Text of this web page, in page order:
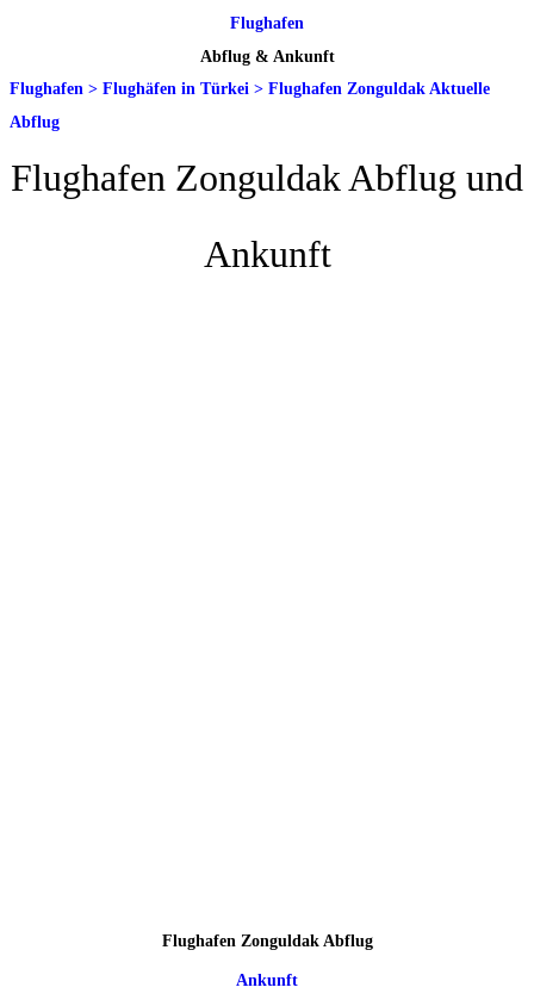
Flughafen
Abflug & Ankunft
Flughafen > Flughäfen in Türkei > Flughafen Zonguldak Aktuelle
Abflug
Flughafen Zonguldak Abflug und
Ankunft
Flughafen Zonguldak Abflug
Ankunft